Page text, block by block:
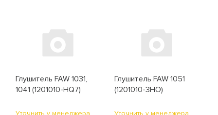
Глушитель FAW 1031,
1041 (1201010-HQ7)
Уточнить у менеджера
Глушитель FAW 1051
(1201010-3HO)
Уточнить у менеджера